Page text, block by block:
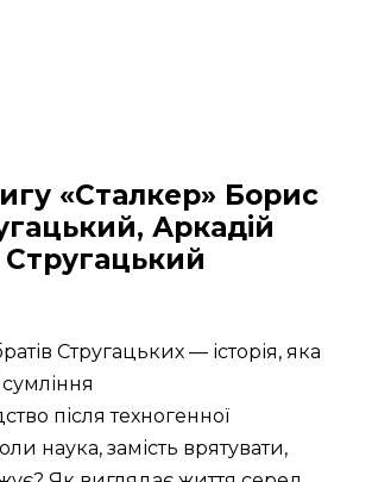
«Сталкер» Борис
Аркадій
Стругацький
Стругацьких — історія, яка
сумління
після техногенної
наука, замість врятувати,